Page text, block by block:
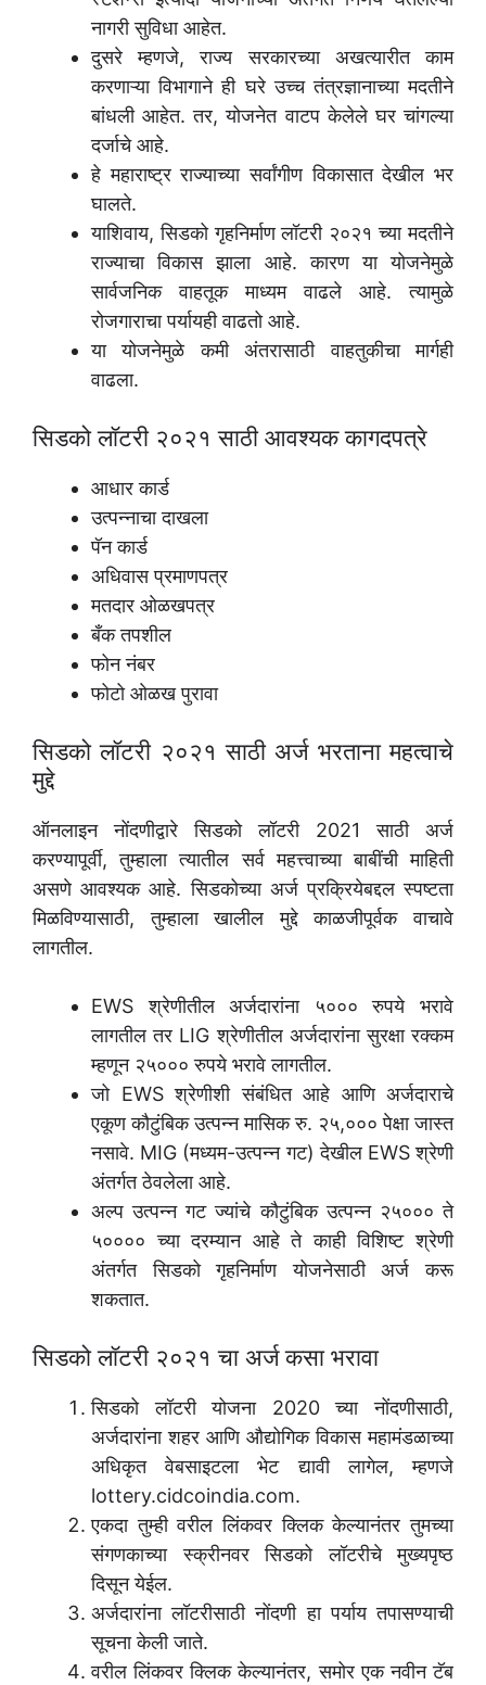
नागरी सुविधा आहेत.
दुसरे म्हणजे, राज्य सरकारच्या अखत्यारीत काम
करणाऱ्या विभागाने ही घरे उच्च तंत्रज्ञानाच्या मदतीने
बांधली आहेत. तर, योजनेत वाटप केलेले घर चांगल्या
दर्जाचे आहे.
हे महाराष्ट्र राज्याच्या सर्वांगीण विकासात देखील भर
घालते.
याशिवाय, सिडको गृहनिर्माण लॉटरी २०२१ च्या मदतीने
राज्याचा विकास झाला आहे. कारण या योजनेमुळे
सार्वजनिक वाहतूक माध्यम वाढले आहे. त्यामुळे
रोजगाराचा पर्यायही वाढतो आहे.
या योजनेमुळे कमी अंतरासाठी वाहतुकीचा मार्गही
वाढला.
सिडको लॉटरी २०२१ साठी आवश्यक कागदपत्रे
आधार कार्ड
उत्पन्नाचा दाखला
पॅन कार्ड
अधिवास प्रमाणपत्र
मतदार ओळखपत्र
बँक तपशील
फोन नंबर
फोटो ओळख पुरावा
सिडको लॉटरी २०२१ साठी अर्ज भरताना महत्वाचे
मुद्दे
ऑनलाइन नोंदणीद्वारे सिडको लॉटरी 2021 साठी अर्ज
करण्यापूर्वी, तुम्हाला त्यातील सर्व महत्त्वाच्या बाबींची माहिती
असणे आवश्यक आहे. सिडकोच्या अर्ज प्रक्रियेबद्दल स्पष्टता
मिळविण्यासाठी, तुम्हाला खालील मुद्दे काळजीपूर्वक वाचावे
लागतील.
EWS श्रेणीतील अर्जदारांना ५००० रुपये भरावे
लागतील तर LIG श्रेणीतील अर्जदारांना सुरक्षा रक्कम
म्हणून २५००० रुपये भरावे लागतील.
जो EWS श्रेणीशी संबंधित आहे आणि अर्जदाराचे
एकूण कौटुंबिक उत्पन्न मासिक रु. २५,००० पेक्षा जास्त
नसावे. MIG (मध्यम-उत्पन्न गट) देखील EWS श्रेणी
अंतर्गत ठेवलेला आहे.
अल्प उत्पन्न गट ज्यांचे कौटुंबिक उत्पन्न २५००० ते
५०००० च्या दरम्यान आहे ते काही विशिष्ट श्रेणी
अंतर्गत सिडको गृहनिर्माण योजनेसाठी अर्ज करू
शकतात.
सिडको लॉटरी २०२१ चा अर्ज कसा भरावा
सिडको लॉटरी योजना 2020 च्या नोंदणीसाठी,
अर्जदारांना शहर आणि औद्योगिक विकास महामंडळाच्या
अधिकृत वेबसाइटला भेट द्यावी लागेल, म्हणजे
lottery.cidcoindia.com.
एकदा तुम्ही वरील लिंकवर क्लिक केल्यानंतर तुमच्या
संगणकाच्या स्क्रीनवर सिडको लॉटरीचे मुख्यपृष्ठ
दिसून येईल.
अर्जदारांना लॉटरीसाठी नोंदणी हा पर्याय तपासण्याची
सूचना केली जाते.
वरील लिंकवर क्लिक केल्यानंतर, समोर एक नवीन टॅब